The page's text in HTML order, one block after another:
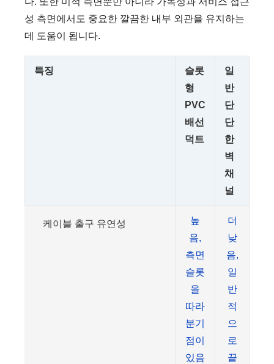
성 측면에서도 중요한 깔끔한 내부 외관을 유지하는
데 도움이 됩니다.
특징
슬롯
형
PVC
배선
덕트
일
반
단
단
한
벽
채
널
케이블 출구 유연성
높
음,
측면
슬롯
을
따라
분기
점이
있음
더
낮
음,
일
반
적
으
로
끝